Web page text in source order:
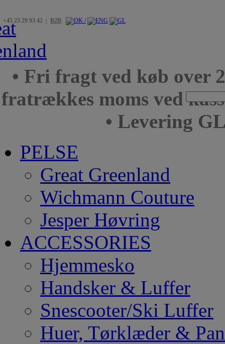
+45 23 29 93 42 | B2B
• Fri fragt ved køb over
fratrækkes moms ved
• Levering
PELSE
Great Greenland
Wichmann Couture
Jesper Høvring
ACCESSORIES
Hjemmesko
Handsker & Luffer
Snescooter/Ski Luffer
Huer, Tørklæder &